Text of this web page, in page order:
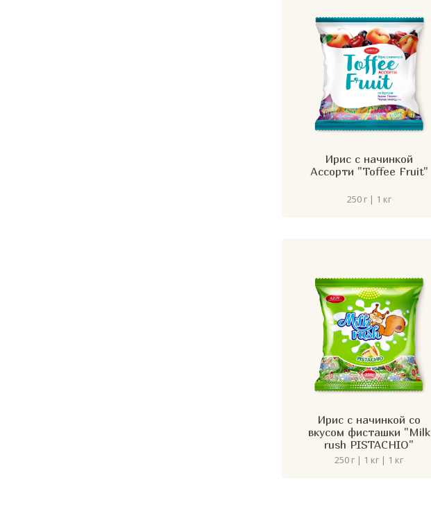
Ирис с начинкой
Ассорти "Toffee Fruit"
250 г | 1 кг
Ирис с начинкой со
вкусом фисташки "Milk
rush PISTACHIO"
250 г | 1 кг | 1 кг